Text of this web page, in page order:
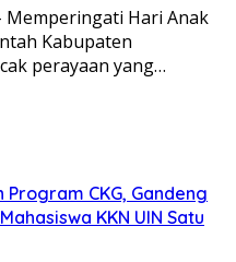
Memperingati Hari Anak
Kabupaten
perayaan yang…
CKG, Gandeng
KKN UIN Satu